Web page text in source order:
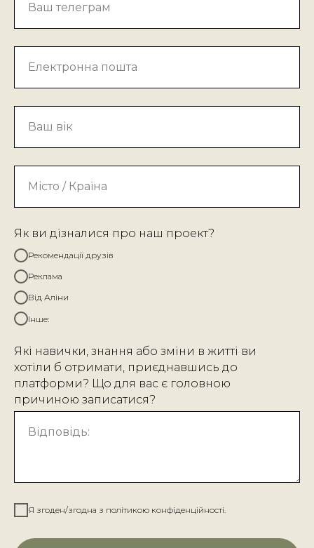
Ваш телеграм
Електронна пошта
Ваш вік
Місто / Країна
Як ви дізналися про наш проект?
Рекомендації друзів
Реклама
Від Аліни
Інше:
Які навички, знання або зміни в житті ви
хотіли б отримати, приєднавшись до
платформи? Що для вас є головною
причиною записатися?
Відповідь:
Я згоден/згодна з політикою конфіденційності.